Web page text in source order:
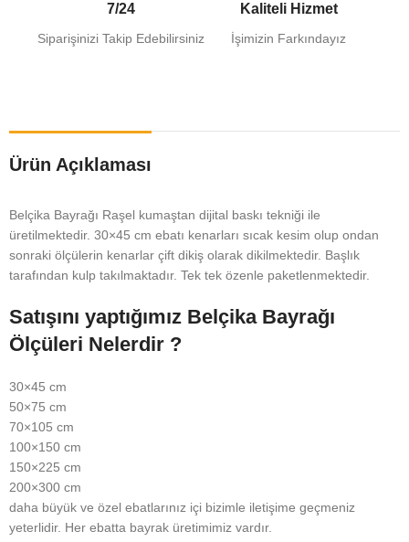
7/24
Siparişinizi Takip Edebilirsiniz
Kaliteli Hizmet
İşimizin Farkındayız
Ürün Açıklaması
Belçika Bayrağı Raşel kumaştan dijital baskı tekniği ile
üretilmektedir. 30×45 cm ebatı kenarları sıcak kesim olup ondan
sonraki ölçülerin kenarlar çift dikiş olarak dikilmektedir. Başlık
tarafından kulp takılmaktadır. Tek tek özenle paketlenmektedir.
Satışını yaptığımız Belçika Bayrağı
Ölçüleri Nelerdir ?
30×45 cm
50×75 cm
70×105 cm
100×150 cm
150×225 cm
200×300 cm
daha büyük ve özel ebatlarınız içi bizimle iletişime geçmeniz
yeterlidir. Her ebatta bayrak üretimimiz vardır.